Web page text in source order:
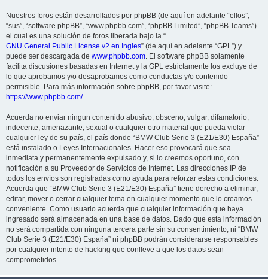
Nuestros foros están desarrollados por phpBB (de aquí en adelante “ellos”,
“sus”, “software phpBB”, “www.phpbb.com”, “phpBB Limited”, “phpBB Teams”)
el cual es una solución de foros liberada bajo la “
GNU General Public License v2 en Ingles” (de aquí en adelante “GPL”) y
puede ser descargada de www.phpbb.com. El software phpBB solamente
facilita discusiones basadas en Internet y la GPL estrictamente los excluye de
lo que aprobamos y/o desaprobamos como conductas y/o contenido
permisible. Para más información sobre phpBB, por favor visite:
https://www.phpbb.com/.
Acuerda no enviar ningun contenido abusivo, obsceno, vulgar, difamatorio,
indecente, amenazante, sexual o cualquier otro material que pueda violar
cualquier ley de su país, el país donde “BMW Club Serie 3 (E21/E30) España”
está instalado o Leyes Internacionales. Hacer eso provocará que sea
inmediata y permanentemente expulsado y, si lo creemos oportuno, con
notificación a su Proveedor de Servicios de Internet. Las direcciones IP de
todos los envíos son registradas como ayuda para reforzar estas condiciones.
Acuerda que “BMW Club Serie 3 (E21/E30) España” tiene derecho a eliminar,
editar, mover o cerrar cualquier tema en cualquier momento que lo creamos
conveniente. Como usuario acuerda que cualquier información que haya
ingresado será almacenada en una base de datos. Dado que esta información
no será compartida con ninguna tercera parte sin su consentimiento, ni “BMW
Club Serie 3 (E21/E30) España” ni phpBB podrán considerarse responsables
por cualquier intento de hacking que conlleve a que los datos sean
comprometidos.